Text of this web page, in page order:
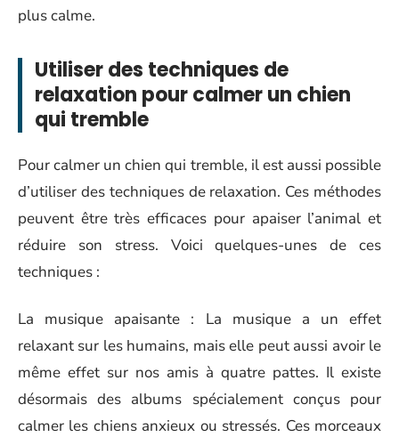
plus calme.
Utiliser des techniques de
relaxation pour calmer un chien
qui tremble
Pour calmer un chien qui tremble, il est aussi possible
d’utiliser des techniques de relaxation. Ces méthodes
peuvent être très efficaces pour apaiser l’animal et
réduire son stress. Voici quelques-unes de ces
techniques :
La musique apaisante : La musique a un effet
relaxant sur les humains, mais elle peut aussi avoir le
même effet sur nos amis à quatre pattes. Il existe
désormais des albums spécialement conçus pour
calmer les chiens anxieux ou stressés. Ces morceaux